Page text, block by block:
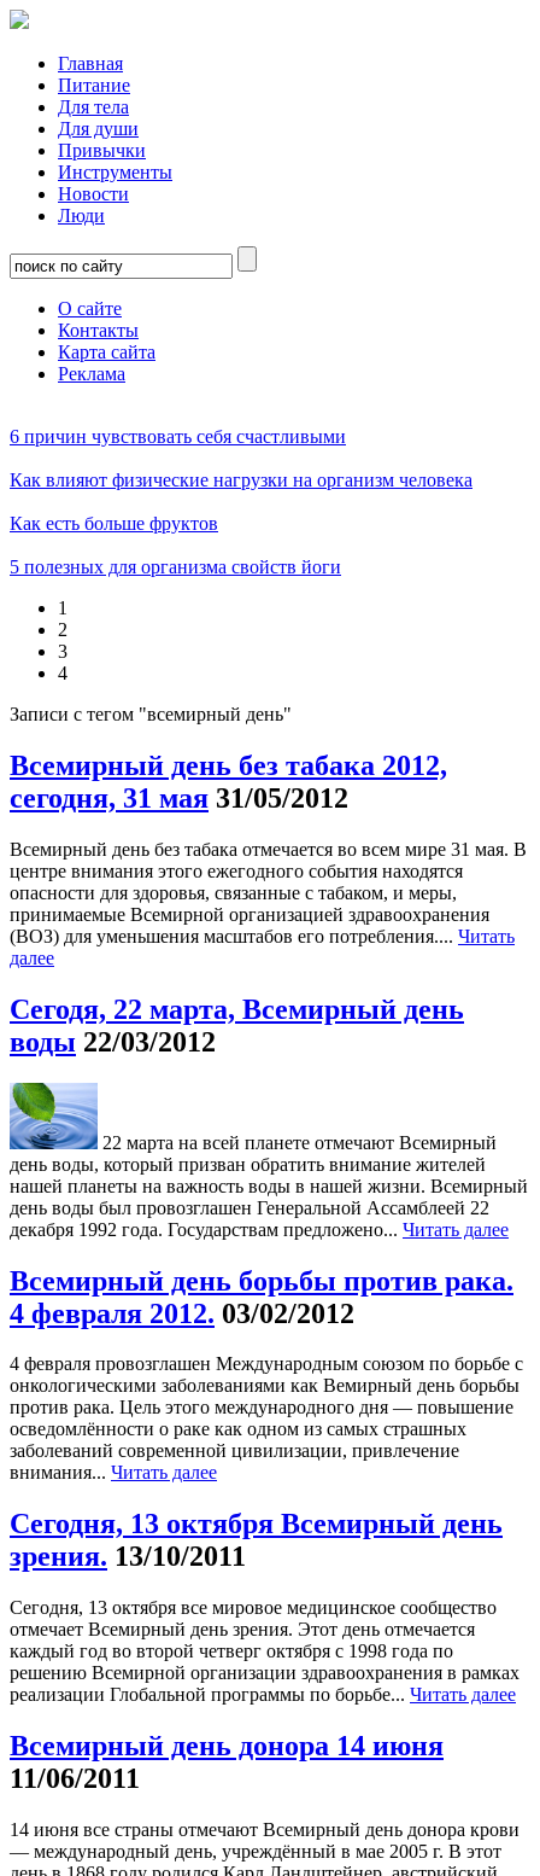
Главная
Питание
Для тела
Для души
Привычки
Инструменты
Новости
Люди
О сайте
Контакты
Карта сайта
Реклама
6 причин чувствовать себя счастливыми
Как влияют физические нагрузки на организм человека
Как есть больше фруктов
5 полезных для организма свойств йоги
1
2
3
4
Записи с тегом "всемирный день"
Всемирный день без табака 2012,
сегодня, 31 мая 31/05/2012
Всемирный день без табака отмечается во всем мире 31 мая. В
центре внимания этого ежегодного события находятся
опасности для здоровья, связанные с табаком, и меры,
принимаемые Всемирной организацией здравоохранения
(ВОЗ) для уменьшения масштабов его потребления.... Читать
далее
Сегодя, 22 марта, Всемирный день
воды 22/03/2012
22 марта на всей планете отмечают Всемирный
день воды, который призван обратить внимание жителей
нашей планеты на важность воды в нашей жизни. Всемирный
день воды был провозглашен Генеральной Ассамблеей 22
декабря 1992 года. Государствам предложено... Читать далее
Всемирный день борьбы против рака.
4 февраля 2012. 03/02/2012
4 февраля провозглашен Международным союзом по борьбе с
онкологическими заболеваниями как Вемирный день борьбы
против рака. Цель этого международного дня — повышение
осведомлённости о раке как одном из самых страшных
заболеваний современной цивилизации, привлечение
внимания... Читать далее
Сегодня, 13 октября Всемирный день
зрения. 13/10/2011
Сегодня, 13 октября все мировое медицинское сообщество
отмечает Всемирный день зрения. Этот день отмечается
каждый год во второй четверг октября с 1998 года по
решению Всемирной организации здравоохранения в рамках
реализации Глобальной программы по борьбе... Читать далее
Всемирный день донора 14 июня
11/06/2011
14 июня все страны отмечают Всемирный день донора крови
— международный день, учреждённый в мае 2005 г. В этот